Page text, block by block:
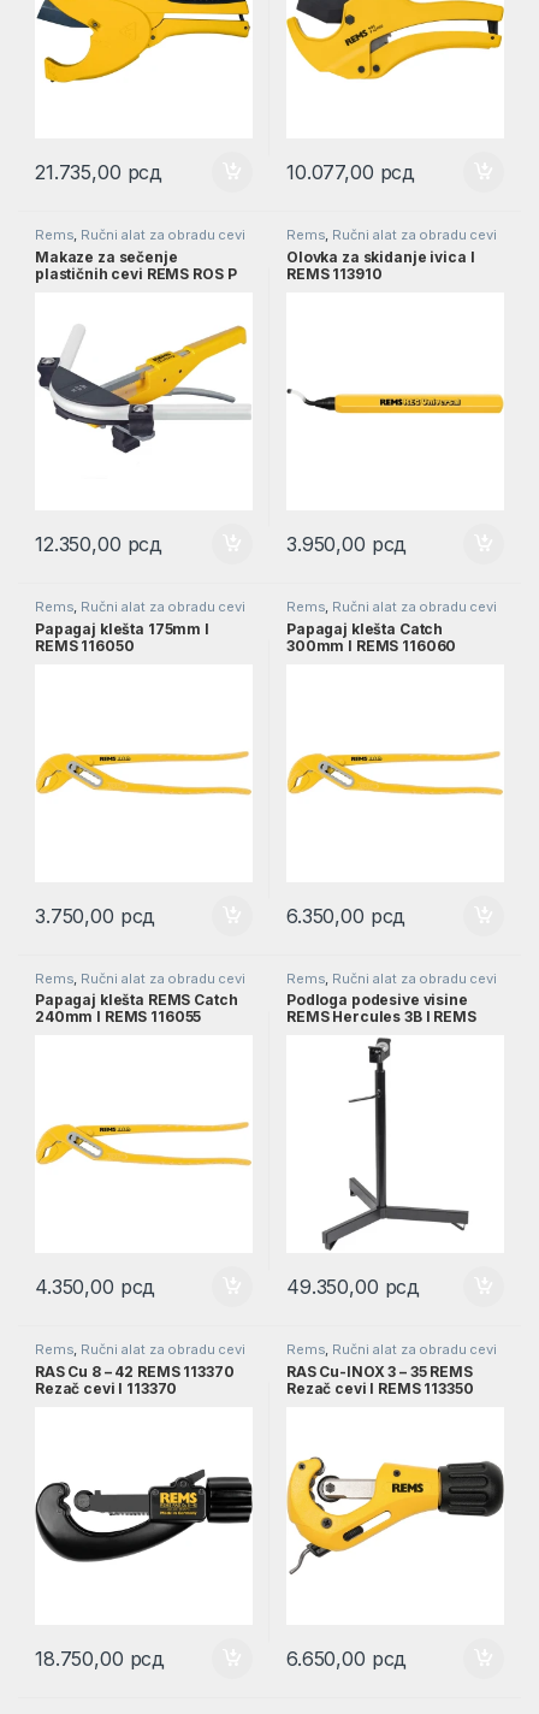
21.735,00 рсд 10.077,00 рсд
Rems, Ručni alat za obradu cevi
Makaze za sečenje
plastičnih cevi REMS ROS P
12.350,00 рсд
Rems, Ručni alat za obradu cevi
Olovka za skidanje ivica I
REMS 113910
3.950,00 рсд
Rems, Ručni alat za obradu cevi
Papagaj klešta 175mm l
REMS 116050
3.750,00 рсд
Rems, Ručni alat za obradu cevi
Papagaj klešta Catch
300mm l REMS 116060
6.350,00 рсд
Rems Ručni alat za obradu cevi
Papagaj klešta REMS Catch
240mm l REMS 116055
4.350,00 рсд
Rems Ručni alat za obradu cevi
Podloga podesive visine
REMS Hercules 3B l REMS
49.350,00 рсд
Rems, Ručni alat za obradu cevi
RAS Cu 8 – 42 REMS 113370
Rezač cevi l 113370
18.750,00 рсд
Rems, Ručni alat za obradu cevi
RAS Cu-INOX 3 – 35 REMS
Rezač cevi l REMS 113350
6.650,00 рсд